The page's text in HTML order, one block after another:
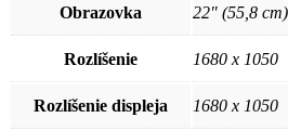
Obrazovka 22" (55,8 cm)
Rozlíšenie 1680 x 1050
Rozlíšenie displeja 1680 x 1050